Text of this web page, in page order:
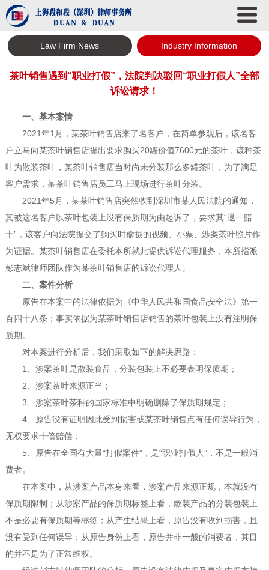
Law Firm News Industry Information
茶叶销售遇到“职业打假”，法院判决驳回“职业打假人”全部
诉讼请求！
一、基本案情
2021年1月，某茶叶销售店来了名客户，在简单参观后，该名客
户立马向某茶叶销售店提出要求购买20罐价值7600元的茶叶，该种茶
叶为散装茶叶，某茶叶销售店当时尚未分装那么多罐茶叶，为了满足
客户需求，某茶叶销售店员工马上现场进行茶叶分装。
2021年5月，某茶叶销售店突然收到深圳市某人民法院的通知，
其被这名客户以茶叶包装上没有保质期为由起诉了，要求其“退一赔
十”，该客户向法院提交了购买时偷摄的视频、小票、涉案茶叶照片作
为证据。某茶叶销售店在委托本所就此提供诉讼代理服务，本所指派
彭志斌律师团队作为某茶叶销售店的诉讼代理人。
二、案件分析
原告在本案中的法律依据为《中华人民共和国食品安全法》第一
百四十八条；事实依据为某茶叶销售店销售的茶叶包装上没有注明保
质期。
对本案进行分析后，我们采取如下的解决思路：
1、涉案茶叶是散装食品，分装包装上不必要表明保质期；
2、涉案茶叶来源正当；
3、涉案茶叶茶种的国家标准中明确删除了保质期规定；
4、原告没有证明因此受到损害或某茶叶销售点有任何误导行为，
无权要求十倍赔偿；
5、原告在全国有大量“打假案件”，是“职业打假人”，不是一般消
费者。
在本案中，从涉案产品本身来看，涉案产品来源正规，本就没有
保质期限制；从涉案产品的保质期标签上看，散装产品的分装包装上
不是必要有保质期等标签；从产生结果上看，原告没有收到损害，且
没有受到任何误导；从原告身份上看，原告并非一般的消费者，其目
的并不是为了正常维权。